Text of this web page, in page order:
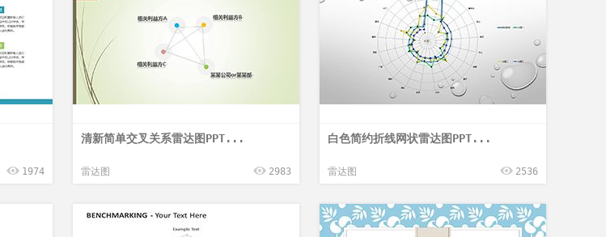
1974
清新简单交叉关系雷达图PPT...
雷达图 2983
白色简约折线网状雷达图PPT...
雷达图 2536